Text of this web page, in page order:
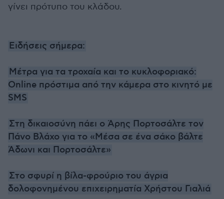
γίνει πρότυπο του κλάδου.
Ειδήσεις σήμερα:
Μέτρα για τα τροχαία και το κυκλοφοριακό:
Online πρόστιμα από την κάμερα στο κινητό με
SMS
Στη δικαιοσύνη πάει ο Άρης Πορτοσάλτε τον
Πάνο Βλάχο για το «Μέσα σε ένα σάκο βάλτε
Άδωνι και Πορτοσάλτε»
Στο σφυρί η βίλα-φρούριο του άγρια
δολοφονημένου επιχειρηματία Χρήστου Γιαλιά